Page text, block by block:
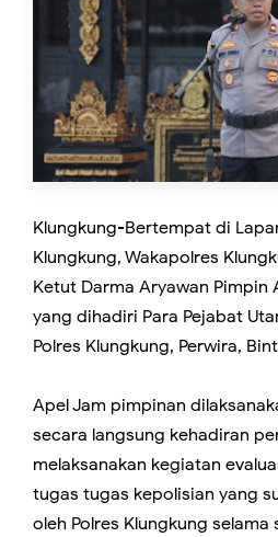
Klungkung-Bertempat di
Klungkung, Wakapolres
Ketut Darma Aryawan Pimpin
yang dihadiri Para Pejabat
Polres Klungkung, Perwira,
Apel Jam pimpinan
secara langsung kehadiran
melaksanakan kegiatan
tugas tugas kepolisian yang
oleh Polres Klungkung